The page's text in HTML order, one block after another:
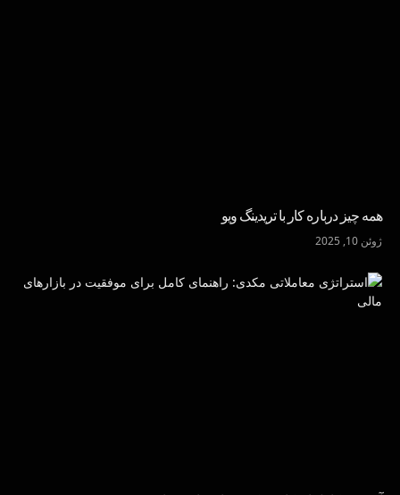
همه چیز درباره کار با تریدینگ ویو
ژوئن 10, 2025